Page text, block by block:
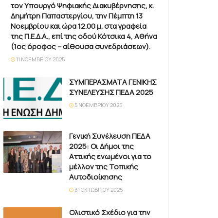
τον Υπουργό Ψηφιακής Διακυβέρνησης, κ.
Δημήτρη Παπαστεργίου, την Πέμπτη 13
Νοεμβρίου και ώρα 12.00 μ. στα γραφεία
της Π.Ε.Δ.Α., επί της οδού Κότσικα 4, Αθήνα
(1ος όροφος – αίθουσα συνεδριάσεων).
11 ΝΟΕΜΒΡΊΟΥ 2025
ΣΥΜΠΕΡΑΣΜΑΤΑ ΓΕΝΙΚΗΣ
ΣΥΝΕΛΕΥΣΗΣ ΠΕΔΑ 2025
5 ΝΟΕΜΒΡΊΟΥ 2025
Γενική Συνέλευση ΠΕΔΑ
2025: Οι Δήμοι της
Αττικής ενωμένοι για το
μέλλον της Τοπικής
Αυτοδιοίκησης
31 ΟΚΤΩΒΡΊΟΥ 2025
Ολιστικό Σχέδιο για την